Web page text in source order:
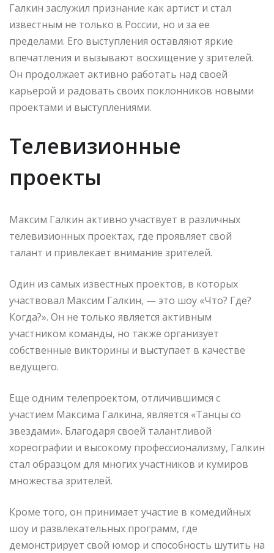
Галкин заслужил признание как артист и стал
известным не только в России, но и за ее
пределами. Его выступления оставляют яркие
впечатления и вызывают восхищение у зрителей.
Он продолжает активно работать над своей
карьерой и радовать своих поклонников новыми
проектами и выступлениями.
Телевизионные
проекты
Максим Галкин активно участвует в различных
телевизионных проектах, где проявляет свой
талант и привлекает внимание зрителей.
Один из самых известных проектов, в которых
участвовал Максим Галкин, — это шоу «Что? Где?
Когда?». Он не только является активным
участником команды, но также организует
собственные викторины и выступает в качестве
ведущего.
Еще одним телепроектом, отличившимся с
участием Максима Галкина, является «Танцы со
звездами». Благодаря своей талантливой
хореографии и высокому профессионализму, Галкин
стал образцом для многих участников и кумиров
множества зрителей.
Кроме того, он принимает участие в комедийных
шоу и развлекательных программ, где
демонстрирует свой юмор и способность шутить на